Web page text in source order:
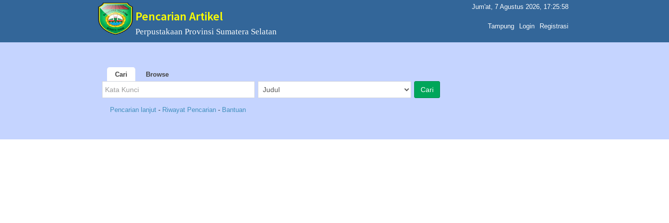
Pencarian Artikel
Perpustakaan Provinsi Sumatera Selatan
Jum'at, 7 Agustus 2026, 17:25:58
Tampung Login Registrasi
Cari Browse
Pencarian lanjut - Riwayat Pencarian - Bantuan